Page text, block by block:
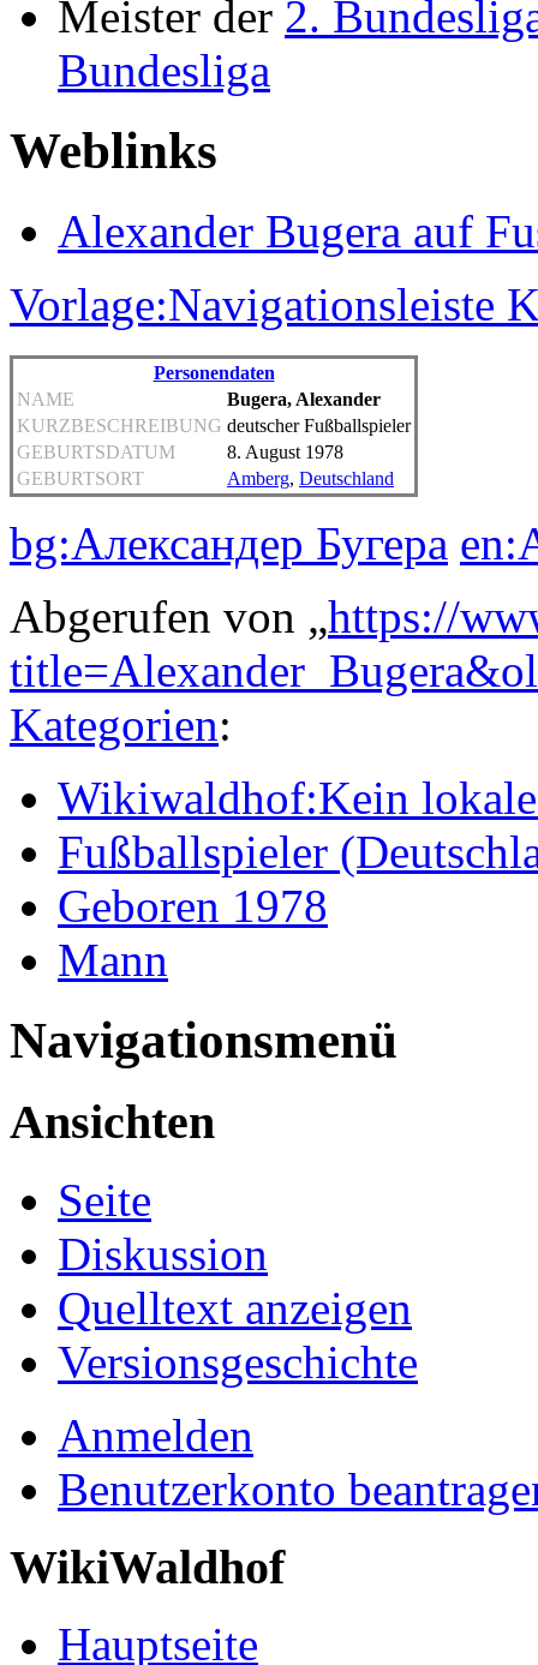
Meister der 2.
Bundesliga
Weblinks
Alexander Bugera auf
Vorlage:Navigationsleiste
Personendaten
NAME
Bugera, Alexander
KURZBESCHREIBUNG deutscher Fußballspieler
GEBURTSDATUM
8. August 1978
GEBURTSORT
Amberg, Deutschland
bg:Александер Бугера
Abgerufen von „https://
Kategorien:
Wikiwaldhof:Kein
Fußballspieler
Geboren 1978
Mann
Navigationsmenü
Ansichten
Seite
Diskussion
Quelltext anzeigen
Versionsgeschichte
Anmelden
Benutzerkonto
WikiWaldhof
Hauptseite